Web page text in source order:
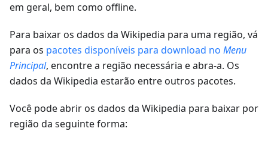
em geral, bem como offline.
Para baixar os dados da Wikipedia para uma região, vá
para os pacotes disponíveis para download no Menu
Principal, encontre a região necessária e abra-a. Os
dados da Wikipedia estarão entre outros pacotes.
Você pode abrir os dados da Wikipedia para baixar por
região da seguinte forma: